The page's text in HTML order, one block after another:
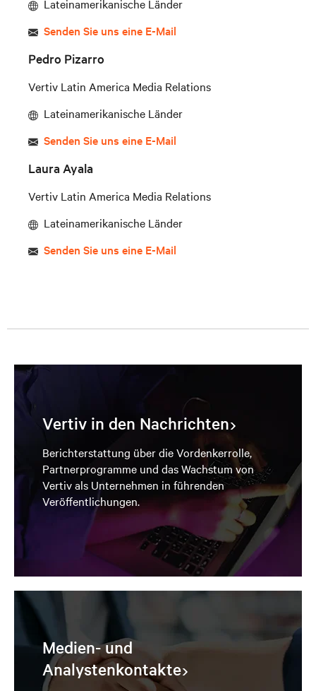
Lateinamerikanische Länder
Senden Sie uns eine E-Mail
Pedro Pizarro
Vertiv Latin America Media Relations
Lateinamerikanische Länder
Senden Sie uns eine E-Mail
Laura Ayala
Vertiv Latin America Media Relations
Lateinamerikanische Länder
Senden Sie uns eine E-Mail
Vertiv in den Nachrichten
Berichterstattung über die Vordenkerrolle,
Partnerprogramme und das Wachstum von
Vertiv als Unternehmen in führenden
Veröffentlichungen.
Medien- und
Analystenkontakte